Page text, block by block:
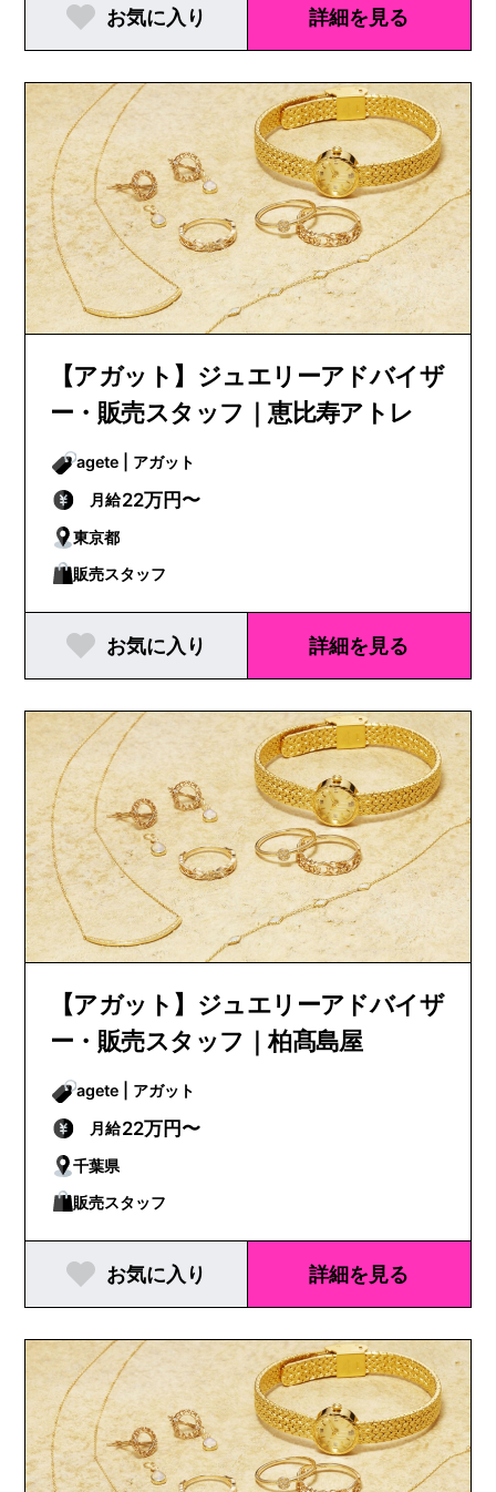
お気に入り 詳細を見る
【アガット】ジュエリーアドバイザ
ー・販売スタッフ｜恵比寿アトレ
agete | アガット
月給22万円〜
東京都
販売スタッフ
お気に入り 詳細を見る
【アガット】ジュエリーアドバイザ
ー・販売スタッフ｜柏髙島屋
agete | アガット
月給22万円〜
千葉県
販売スタッフ
お気に入り 詳細を見る